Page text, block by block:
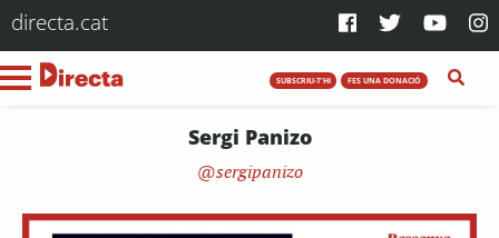
directa.cat
SUBSCRIU-T'HI FES UNA DONACIÓ
Sergi Panizo
sergipanizo